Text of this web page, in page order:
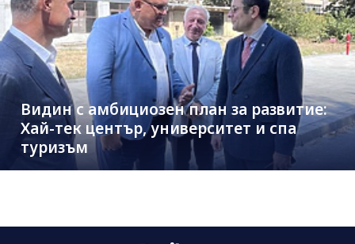
Видин с амбициозен план за развитие:
Хай-тек център, университет и спа
туризъм